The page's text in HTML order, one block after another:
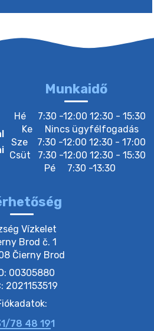
Munkaidő
Hé
7:30 -12:00 12:30 - 15:30
Ke
Nincs ügyfélfogadás
Sze
7:30 -12:00 12:30 - 17:00
Csüt
7:30 -12:00 12:30 - 15:30
Pé
7:30 -13:30
Vízkelet
Brod č. 1
Čierny Brod
00305880
2021153519
78 48 191